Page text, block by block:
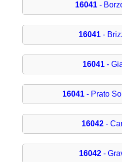
16041 -
16041-
16041 -
16041 - Prato
16042-
16042 -